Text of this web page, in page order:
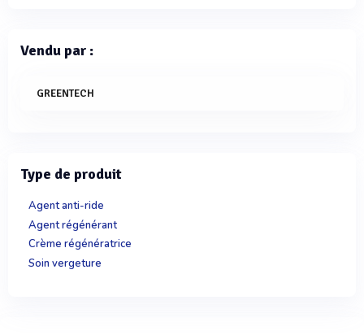
Vendu par :
GREENTECH
Type de produit
Agent anti-ride
Agent régénérant
Crème régénératrice
Soin vergeture